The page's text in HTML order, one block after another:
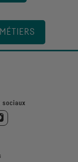
sociaux
Facebook
nous sur Twitter
Retrouvez-nous sur